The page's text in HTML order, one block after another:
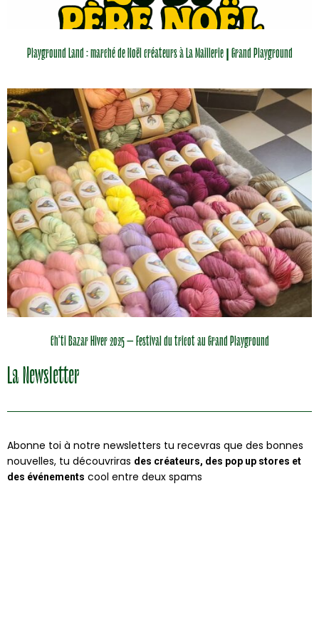
Playground Land : marché de Noël créateurs à La Maillerie | Grand Playground
Ch’ti Bazar Hiver 2025 – Festival du tricot au Grand Playground
La Newsletter
Abonne toi à notre newsletters tu recevras que des bonnes
nouvelles, tu découvriras des créateurs, des pop up stores et
des événements cool entre deux spams